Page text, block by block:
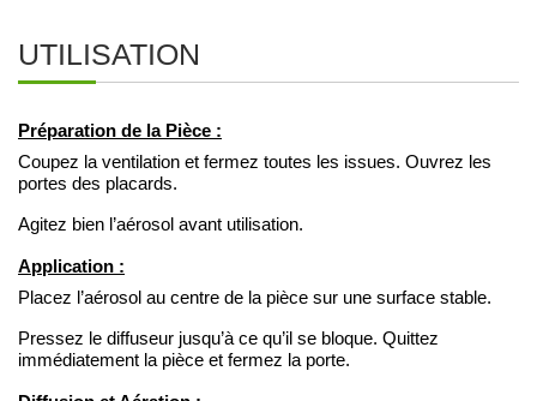
UTILISATION
Préparation de la Pièce :
Coupez la ventilation et fermez toutes les issues. Ouvrez les
portes des placards.
Agitez bien l’aérosol avant utilisation.
Application :
Placez l’aérosol au centre de la pièce sur une surface stable.
Pressez le diffuseur jusqu’à ce qu’il se bloque. Quittez
immédiatement la pièce et fermez la porte.